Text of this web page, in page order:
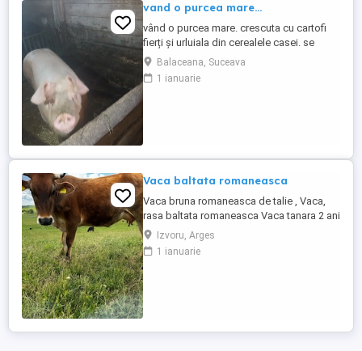
vand o purcea mare...
vând o purcea mare. crescuta cu cartofi
fierți și urluiala din cerealele casei. se
poate vedea in loc Bălăceana.
Balaceana, Suceava
1 ianuarie
Vaca baltata romaneasca
Vaca bruna romaneasca de talie , Vaca,
rasa baltata romaneasca Vaca tanara 2 ani
jumatate prima fatare Blanda , sta la
mulsoare Varsta 2 ani jumatate , Este
montata artificial de curand(3 luni jumate )
Izvoru, Arges
1 ianuarie